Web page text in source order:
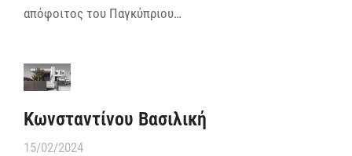
απόφοιτος του Παγκύπριου…
Κωνσταντίνου Βασιλική
15/02/2024